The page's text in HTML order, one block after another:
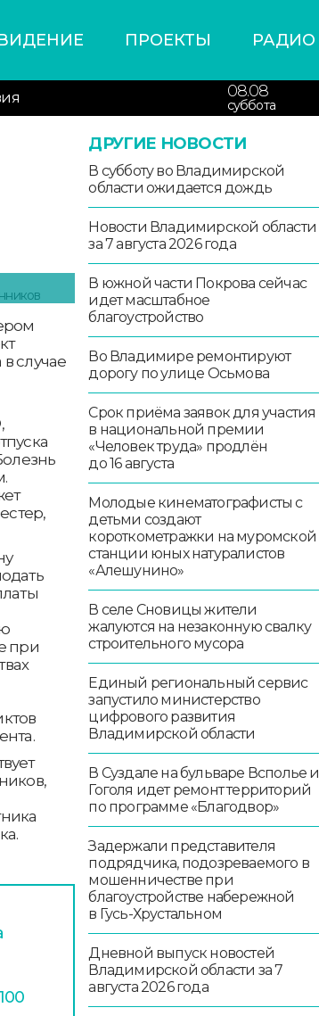
ПРОЕКТЫ РАДИО
08.08
суббота
случае
при
ДРУГИЕ НОВОСТИ
В субботу во Владимирской
области ожидается дождь
Новости Владимирской области
за 7 августа 2026 года
В южной части Покрова сейчас
идет масштабное
благоустройство
Во Владимире ремонтируют
дорогу по улице Осьмова
Срок приёма заявок для участия
в национальной премии
«Человек труда» продлён
до 16 августа
Молодые кинематографисты с
детьми создают
короткометражки на муромской
станции юных натуралистов
«Алешунино»
В селе Сновицы жители
жалуются на незаконную свалку
строительного мусора
Единый региональный сервис
запустило министерство
цифрового развития
Владимирской области
В Суздале на бульваре Всполье и
Гоголя идет ремонт территорий
по программе «Благодвор»
Задержали представителя
подрядчика, подозреваемого в
мошенничестве при
благоустройстве набережной
в Гусь-Хрустальном
Дневной выпуск новостей
Владимирской области за 7
августа 2026 года